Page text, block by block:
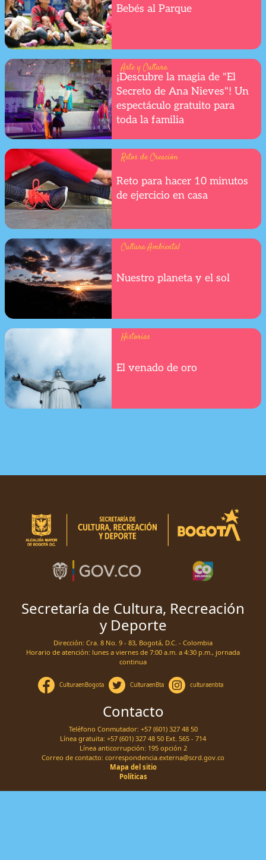
Bebés al Parque
Arte y Cultura
¡Descubre la magia de "El
Secreto de Ana Nieves"! Un
espectáculo gratuito para
toda la familia
Retos de Creación
Reto para hacer 10 minutos
de ejercicio en casa
Cultura Ambiental
Nuestro planeta y el sol
Historias
El venado de oro
Secretaría de Cultura, Recreación
y Deporte
Dirección: Cra. 8 No. 9 - 83, Bogotá, D.C. - Colombia
Horario de atención: lunes a viernes de 7:00 a.m. a 4:30 p.m., jornada
continua
CulturaenBogota CulturaenBta culturaenbta
Contacto
Teléfono Conmutador: +57 (601) 327 48 50
Línea gratuita: +57 (601) 327 48 50 Ext. 565 - 714
Línea anticorrupción: 195 opción 2
Correo de contacto: correspondencia.externa@scrd.gov.co
Mapa del sitio
Políticas